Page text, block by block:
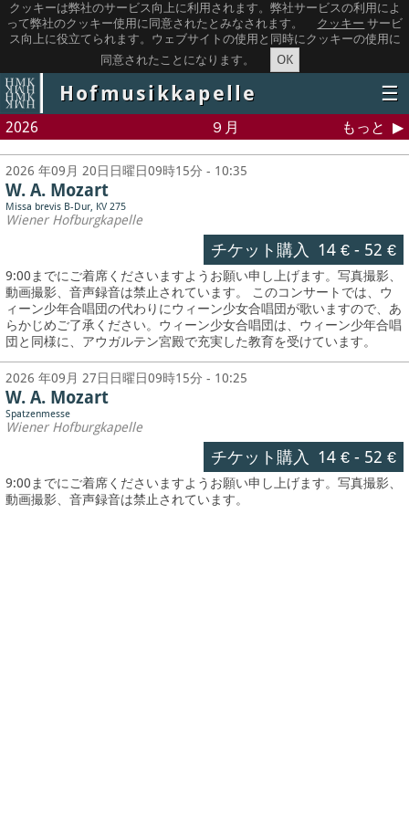
クッキーは弊社のサービス向上に利用されます。弊社サービスの利用によ
って弊社のクッキー使用に同意されたとみなされます。
クッキー サービ
ス向上に役立てられます。ウェブサイトの使用と同時にクッキーの使用に
同意されたことになります。
OK
Hofmusikkapelle ☰
2026 ９月 もっと
2026 年09月 20日日曜日09時15分 - 10:35
W. A. Mozart
Missa brevis B-Dur, KV 275
Wiener Hofburgkapelle
チケット購入 14 €- 52 €
9:00までにご着席くださいますようお願い申し上げます。写真撮影、
動画撮影、音声録音は禁止されています。 このコンサートでは、ウ
ィーン少年合唱団の代わりにウィーン少女合唱団が歌いますので、あ
らかじめご了承ください。ウィーン少女合唱団は、ウィーン少年合唱
団と同様に、アウガルテン宮殿で充実した教育を受けています。
2026 年09月 27日日曜日09時15分 - 10:25
W. A. Mozart
Spatzenmesse
Wiener Hofburgkapelle
チケット購入 14 €- 52 €
9:00までにご着席くださいますようお願い申し上げます。写真撮影、
動画撮影、音声録音は禁止されています。